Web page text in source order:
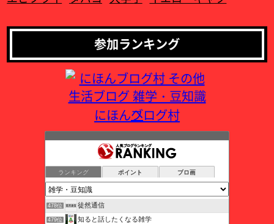
参加ランキング
にほんブログ村
ランキング ポイント ブロ画
ほのぼのスタイル。科学と歴史と雑学と
476位 つぶやき日記
477位 日本社会の問題について考えるブログ
478位 徒然通信
479位 知ると話したくなる雑学